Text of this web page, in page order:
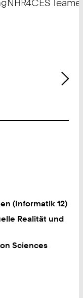
NHR4CES
(Informatik 12)
Realität und
Sciences